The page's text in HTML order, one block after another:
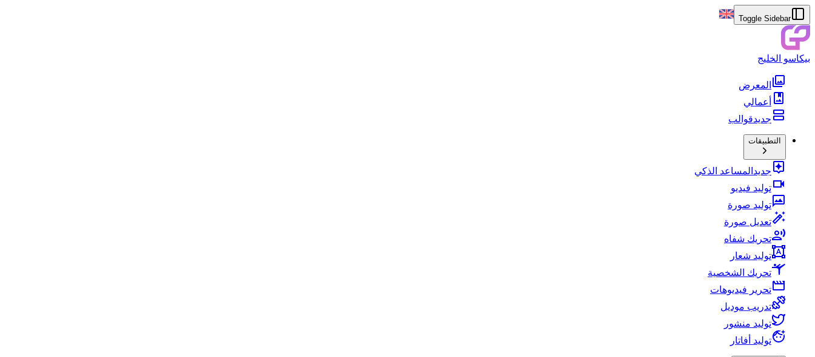
Toggle Sidebar
بيكاسو الخليج
المعرض
أعمالي
جديدقوالب
التطبيقات
جديد المساعد الذكي
توليد فيديو
توليد صورة
تعديل صورة
تحريك شفاه
توليد شعار
تحريك الشخصية
تحرير فيديوهات
تدريب موديل
توليد منشور
توليد أفاتار